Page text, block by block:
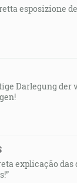
esposizione
Darlegung der
explicação